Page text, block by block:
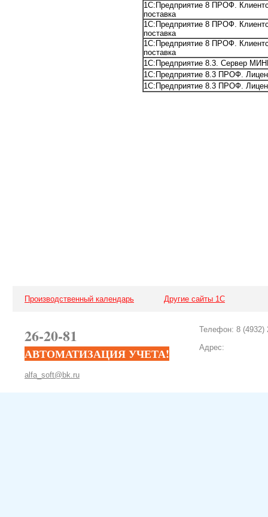
1С:Предприятие 8 ПРОФ.
поставка
1С:Предприятие 8 ПРОФ.
поставка
1С:Предприятие 8 ПРОФ.
поставка
1С:Предприятие 8.3. Сервер
1С:Предприятие 8.3 ПРОФ.
1С:Предприятие 8.3 ПРОФ.
Производственный календарь Другие сайты 1С
26-20-81
АВТОМАТИЗАЦИЯ УЧЕТА!
alfa_soft@bk.ru
Телефон: 8 (4932)
Адрес: